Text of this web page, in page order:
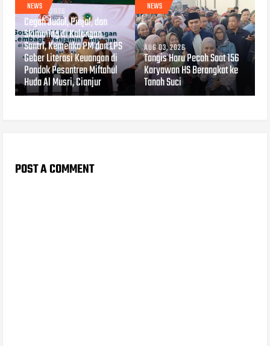
NEWS
AUG 04, 2026
Cegah Judol, Pinjol, dan
Skimming di Kalangan
Santri, Kemenko PM dan LPS
Geber Literasi Keuangan di
Pondok Pesantren Miftahul
Huda Al Musri, Cianjur
NEWS
AUG 03, 2026
Tangis Haru Pecah Saat 156
Karyawan HS Berangkat ke
Tanah Suci
POST A COMMENT